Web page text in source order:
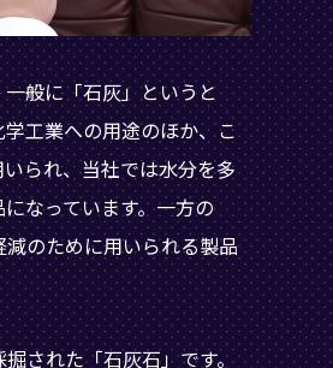
般に「石灰」というと
工業への用途のほか、こ
られ、当社では水分を多
なっています。一方の
のために用いられる製品
された「石灰石」です。